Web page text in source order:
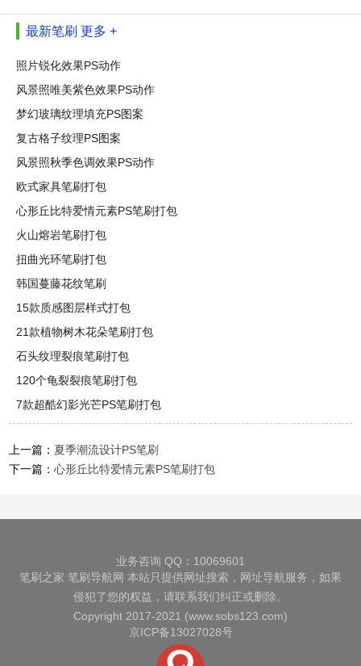
最新笔刷 更多 +
照片锐化效果PS动作
风景照唯美紫色效果PS动作
梦幻玻璃纹理填充PS图案
复古格子纹理PS图案
风景照秋季色调效果PS动作
欧式家具笔刷打包
心形丘比特爱情元素PS笔刷打包
火山熔岩笔刷打包
扭曲光环笔刷打包
韩国蔓藤花纹笔刷
15款质感图层样式打包
21款植物树木花朵笔刷打包
石头纹理裂痕笔刷打包
120个龟裂裂痕笔刷打包
7款超酷幻影光芒PS笔刷打包
上一篇： 夏季潮流设计PS笔刷
下一篇：心形丘比特爱情元素PS笔刷打包
业务咨询 QQ：10069601
笔刷之家 笔刷导航网 本站只提供网址搜索，网址导航服务，如果
侵犯了您的权益，请联系我们纠正或删除。
Copyright 2017-2021 (www.sobs123.com)
京ICP备13027028号